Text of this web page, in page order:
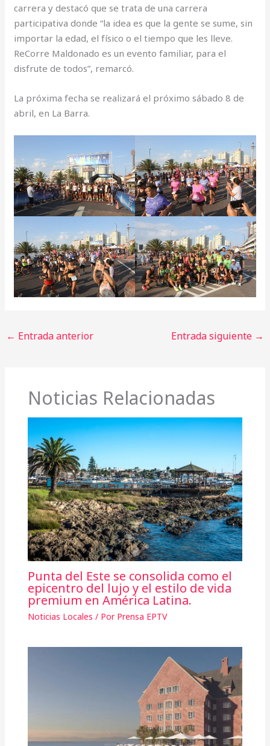
carrera y destacó que se trata de una carrera
participativa donde “la idea es que la gente se sume, sin
importar la edad, el físico o el tiempo que les lleve.
ReCorre Maldonado es un evento familiar, para el
disfrute de todos”, remarcó.
La próxima fecha se realizará el próximo sábado 8 de
abril, en La Barra.
← Entrada anterior Entrada siguiente →
Noticias Relacionadas
Punta del Este se consolida como el
epicentro del lujo y el estilo de vida
premium en América Latina.
Noticias Locales / Por Prensa EPTV